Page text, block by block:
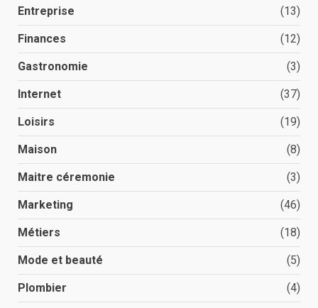
Entreprise (13)
Finances (12)
Gastronomie (3)
Internet (37)
Loisirs (19)
Maison (8)
Maitre céremonie (3)
Marketing (46)
Métiers (18)
Mode et beauté (5)
Plombier (4)